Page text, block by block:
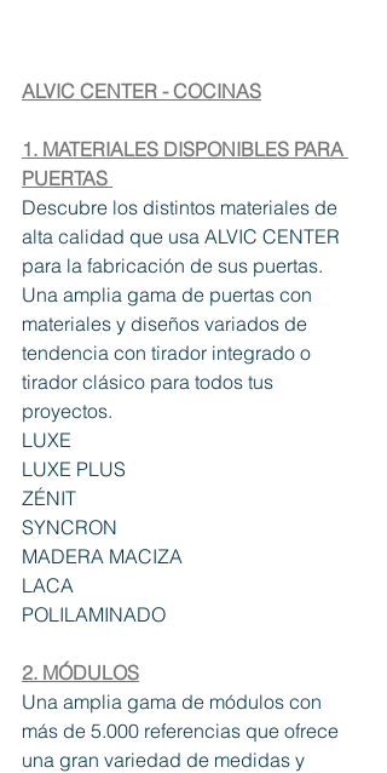
ALVIC CENTER - COCINAS
1. MATERIALES DISPONIBLES PARA
PUERTAS
Descubre los distintos materiales de
alta calidad que usa ALVIC CENTER
para la fabricación de sus puertas.
Una amplia gama de puertas con
materiales y diseños variados de
tendencia con tirador integrado o
tirador clásico para todos tus
proyectos.
LUXE
LUXE PLUS
ZÉNIT
SYNCRON
MADERA MACIZA
LACA
POLILAMINADO
2. MÓDULOS
Una amplia gama de módulos con
más de 5.000 referencias que ofrece
una gran variedad de medidas y